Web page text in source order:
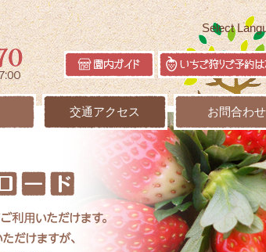
Select
交通アクセス お問合わせ